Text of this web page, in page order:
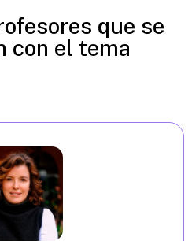
que se
con el tema